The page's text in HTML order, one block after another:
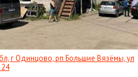
г Одинцово, рп Большие Вязёмы, ул